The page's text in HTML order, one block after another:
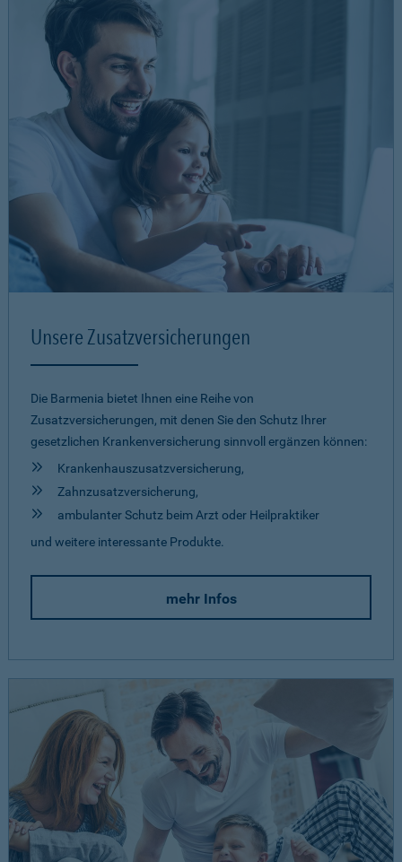
Unsere Zusatzversicherungen
Die Barmenia bietet Ihnen eine Reihe von
Zusatzversicherungen, mit denen Sie den Schutz Ihrer
gesetzlichen Krankenversicherung sinnvoll ergänzen können:
Krankenhauszusatzversicherung,
Zahnzusatzversicherung,
ambulanter Schutz beim Arzt oder Heilpraktiker
und weitere interessante Produkte.
mehr Infos